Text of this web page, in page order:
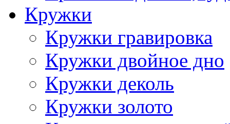
Кружки
Кружки гравировка
Кружки двойное дно
Кружки деколь
Кружки золото